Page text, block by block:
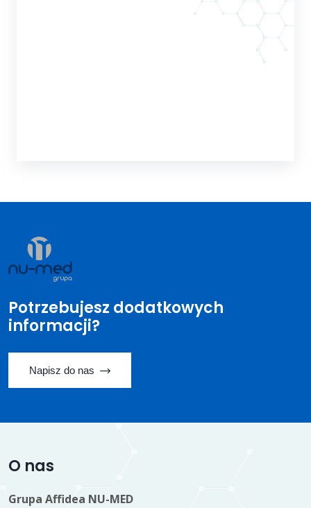
Potrzebujesz dodatkowych
informacji?
Napisz do nas
O nas
Grupa Affidea NU-MED